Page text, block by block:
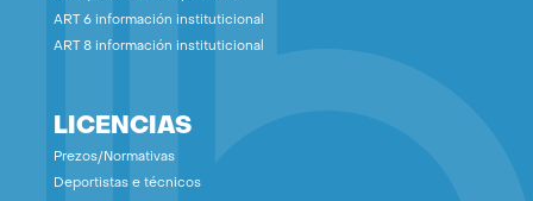
ART 6 información instituticional
ART 8 información instituticional
LICENCIAS
Prezos/Normativas
Deportistas e técnicos